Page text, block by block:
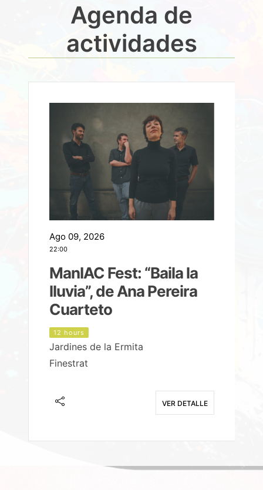
Agenda de
actividades
Ago 09, 2026
22:00
ManIAC Fest: “Baila la
lluvia”, de Ana Pereira
Cuarteto
12 hours
Jardines de la Ermita
Finestrat
VER DETALLE